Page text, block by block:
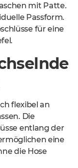
mit Patte.
Passform.
für eine
flexibel an
Die
entlang der
eine
die Hose